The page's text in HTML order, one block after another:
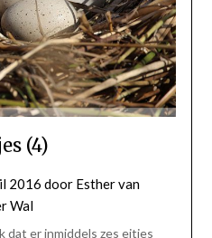
(4)
2016 door Esther van
Wal
dat er inmiddels zes eitjes